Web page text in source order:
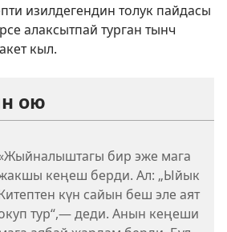
изилдегендин толук пайдасы
алаксытпай турган тынч
кыл.
ою
бир эже мага
кеңеш берди. Ал: „Ыйык
күн сайын беш эле аят
тур“,— деди. Анын кеңеши